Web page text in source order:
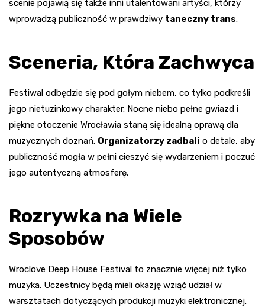
scenie pojawią się także inni utalentowani artyści, którzy
wprowadzą publiczność w prawdziwy taneczny trans.
Sceneria, Która Zachwyca
Festiwal odbędzie się pod gołym niebem, co tylko podkreśli
jego nietuzinkowy charakter. Nocne niebo pełne gwiazd i
piękne otoczenie Wrocławia staną się idealną oprawą dla
muzycznych doznań. Organizatorzy zadbali o detale, aby
publiczność mogła w pełni cieszyć się wydarzeniem i poczuć
jego autentyczną atmosferę.
Rozrywka na Wiele
Sposobów
Wroclove Deep House Festival to znacznie więcej niż tylko
muzyka. Uczestnicy będą mieli okazję wziąć udział w
warsztatach dotyczących produkcji muzyki elektronicznej.